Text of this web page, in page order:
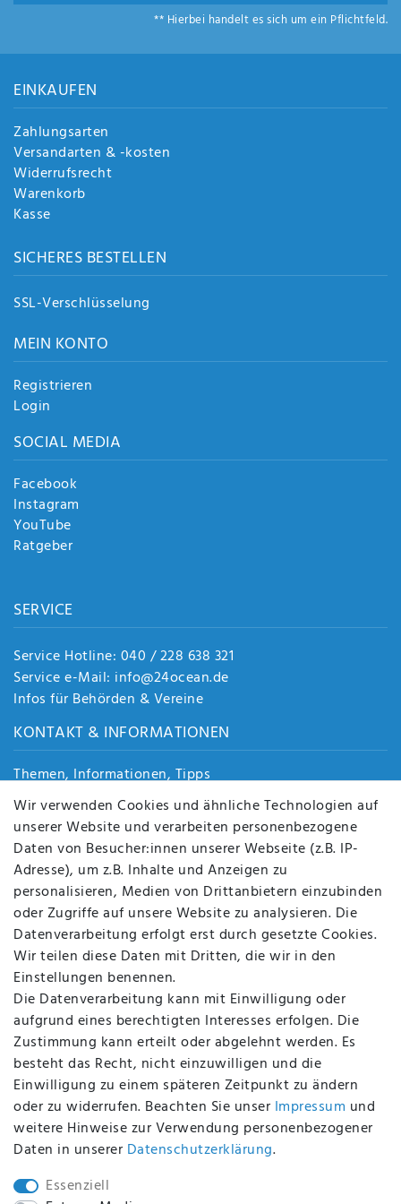
Anf
de
n
** Hierbei handelt es sich um ein Pflichtfeld.
EINKAUFEN
Zahlungsarten
Versandarten & -kosten
Widerrufsrecht
Warenkorb
Kasse
SICHERES BESTELLEN
SSL-Verschlüsselung
MEIN KONTO
Registrieren
Login
SOCIAL MEDIA
Facebook
Instagram
YouTube
Ratgeber
SERVICE
Service Hotline: 040 / 228 638 321
Service e-Mail: info@24ocean.de
Infos für Behörden & Vereine
KONTAKT & INFORMATIONEN
Themen, Informationen, Tipps
Jobs
Über uns
Kontakt
Datenschutz
AGB
FAQ
Batterieentsorgung
Altölverordnung
Impressum
BEQUEM UND SICHER BEZAHLEN MIT
BEI UNS SIND SIE SICHER!
Wir verwenden Cookies und ähnliche Technologien auf
unserer Website und verarbeiten personenbezogene
Daten von Besucher:innen unserer Webseite (z.B. IP-
Adresse), um z.B. Inhalte und Anzeigen zu
personalisieren, Medien von Drittanbietern einzubinden
oder Zugriffe auf unsere Website zu analysieren. Die
Datenverarbeitung erfolgt erst durch gesetzte Cookies.
Wir teilen diese Daten mit Dritten, die wir in den
Einstellungen benennen.
Die Datenverarbeitung kann mit Einwilligung oder
aufgrund eines berechtigten Interesses erfolgen. Die
Zustimmung kann erteilt oder abgelehnt werden. Es
besteht das Recht, nicht einzuwilligen und die
Einwilligung zu einem späteren Zeitpunkt zu ändern
oder zu widerrufen. Beachten Sie unser Impressum und
weitere Hinweise zur Verwendung personenbezogener
Daten in unserer Daten­schutz­erklärung.
Essenziell